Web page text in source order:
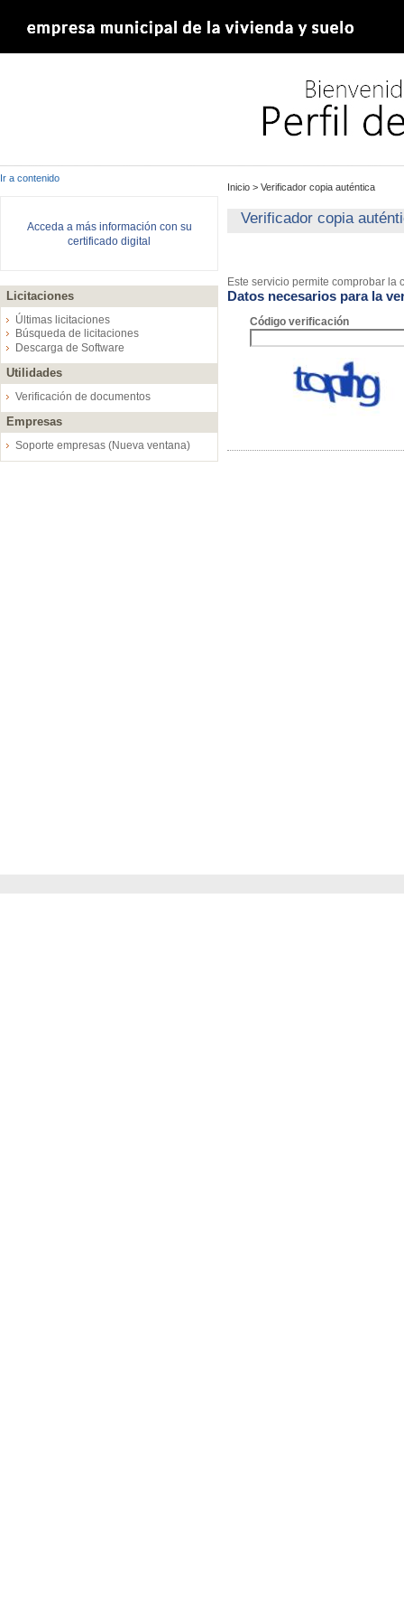
Ir a contenido
Acceda a más información con su
certificado digital
Licitaciones
Últimas licitaciones
Búsqueda de licitaciones
Descarga de Software
Utilidades
Verificación de documentos
Empresas
Soporte empresas (Nueva ventana)
Inicio > Verificador copia auténtica
Verificador copia
Este servicio permite comprobar
Datos necesarios para la
Código verificación